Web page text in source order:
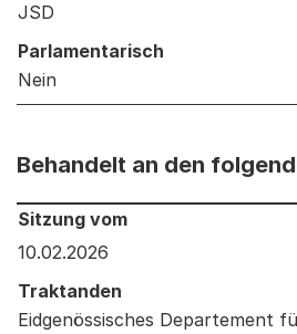
JSD
Parlamentarisch
Nein
Behandelt an den
Behandelt an den folgenden
Sitzung vom
10.02.2026
Traktanden
Eidgenössisches Departement